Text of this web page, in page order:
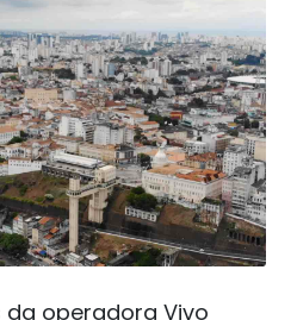
da operadora Vivo